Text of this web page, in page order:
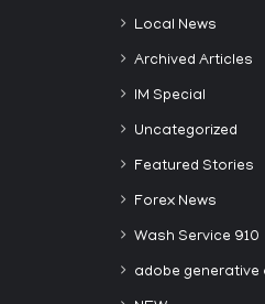
Local News
Archived Articles
IM Special
Uncategorized
Featured Stories
Forex News
Wash Service 910
adobe generative